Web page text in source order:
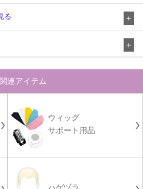
る
連アイテム
ウィッグ
サポート用品